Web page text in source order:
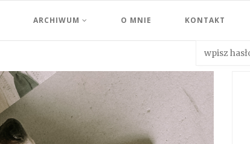
ARCHIWUM O MNIE KONTAKT